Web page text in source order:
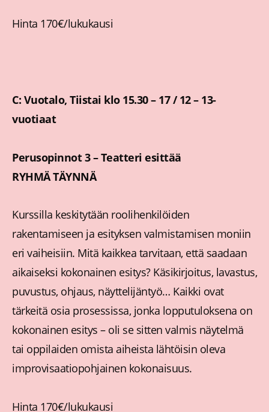
Hinta 170€/lukukausi
C: Vuotalo, Tiistai klo 15.30 – 17 / 12 – 13-
vuotiaat
Perusopinnot 3 – Teatteri esittää
RYHMÄ TÄYNNÄ
Kurssilla keskitytään roolihenkilöiden
rakentamiseen ja esityksen valmistamisen moniin
eri vaiheisiin. Mitä kaikkea tarvitaan, että saadaan
aikaiseksi kokonainen esitys? Käsikirjoitus, lavastus,
puvustus, ohjaus, näyttelijäntyö… Kaikki ovat
tärkeitä osia prosessissa, jonka lopputuloksena on
kokonainen esitys – oli se sitten valmis näytelmä
tai oppilaiden omista aiheista lähtöisin oleva
improvisaatiopohjainen kokonaisuus.
Hinta 170€/lukukausi